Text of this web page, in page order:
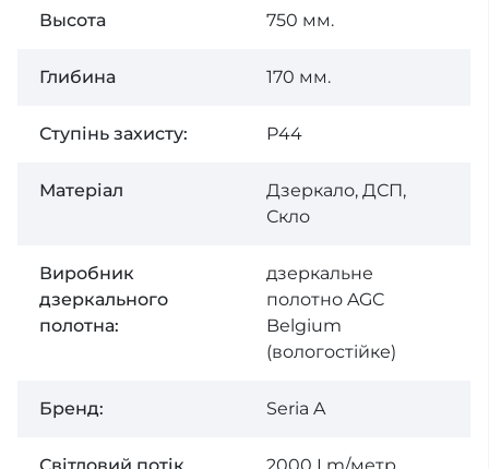
Высота 750 мм.
Глибина 170 мм.
Ступінь захисту: P44
Матеріал
Дзеркало, ДСП,
Скло
Виробник
дзеркального
полотна:
дзеркальне
полотно AGC
Belgium
(вологостійке)
Бренд: Seria A